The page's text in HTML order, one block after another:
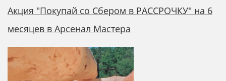
Акция "Покупай со Сбером в РАССРОЧКУ" на 6
месяцев в Арсенал Мастера